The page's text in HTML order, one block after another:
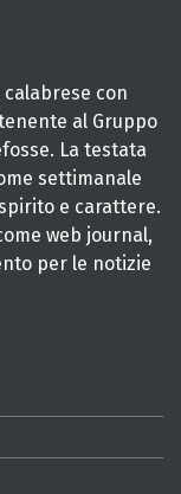
con
al Gruppo
La testata
settimanale
e carattere.
web journal,
per le notizie